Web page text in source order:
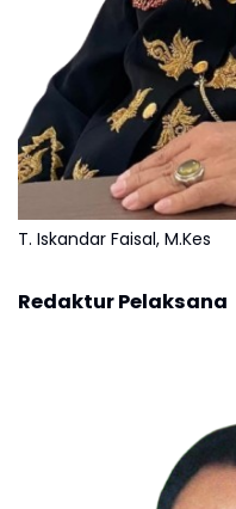
T. Iskandar Faisal, M.Kes
Redaktur Pelaksana